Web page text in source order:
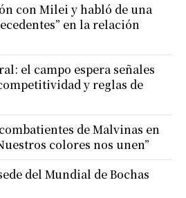
con Milei y habló de una
en la relación
el campo espera señales
y reglas de
de Malvinas en
colores nos unen”
del Mundial de Bochas